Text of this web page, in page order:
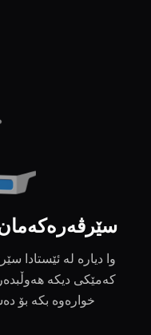
وا دیارە لە ئێستادا
کەمێکی دیکە
خوارەوە بکە بۆ